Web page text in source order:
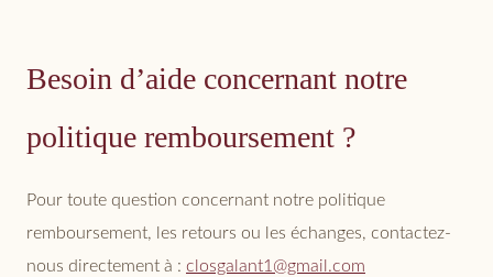
Besoin d’aide concernant notre
politique remboursement ?
Pour toute question concernant notre politique
remboursement, les retours ou les échanges, contactez-
nous directement à : closgalant1@gmail.com